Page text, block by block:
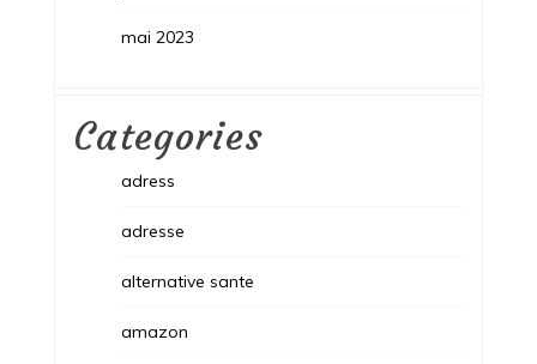
mai 2023
Categories
adress
adresse
alternative sante
amazon